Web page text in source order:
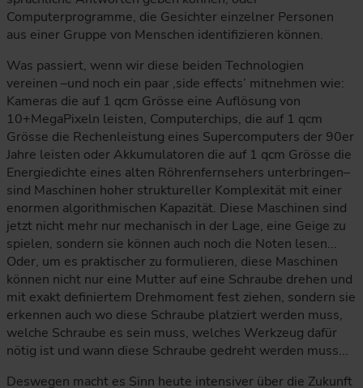
Computerprogramme, die Gesichter einzelner Personen
aus einer Gruppe von Menschen identifizieren können.
Was passiert, wenn wir diese beiden Technologien
vereinen –und noch ein paar ‚side effects’ mitnehmen wie:
Kameras die auf 1 qcm Grösse eine Auflösung von
10+MegaPixeln leisten, Computerchips, die auf 1 qcm
Grösse die Rechenleistung eines Supercomputers der 90er
Jahre leisten oder Akkumulatoren die auf 1 qcm Grösse die
Energiedichte eines alten Röhrenfernsehers unterbringen–
sind Maschinen hoher struktureller Komplexität mit einer
enormen algorithmischen Kapazität. Diese Maschinen sind
jetzt nicht mehr nur mechanisch in der Lage, eine Geige zu
spielen, sondern sie können auch noch die Noten lesen...
Oder, um es praktischer zu formulieren, diese Maschinen
können nicht nur eine Mutter auf eine Schraube drehen und
mit exakt definiertem Drehmoment fest ziehen, sondern sie
erkennen auch wo diese Schraube platziert werden muss,
welche Schraube es sein muss, welches Werkzeug dafür
nötig ist und wann diese Schraube gedreht werden muss...
Deswegen macht es Sinn heute intensiver über die Zukunft